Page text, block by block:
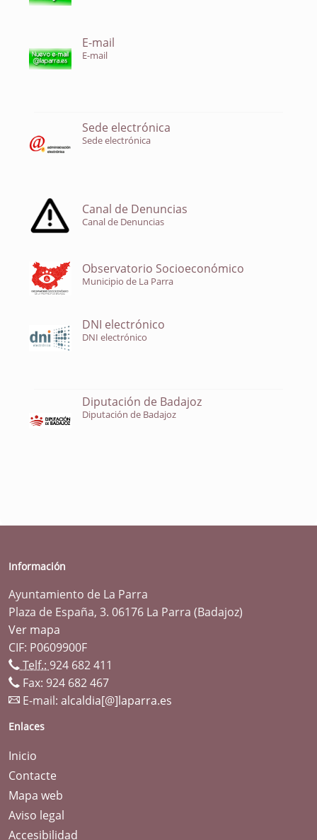
E-mail
E-mail
Sede electrónica
Sede electrónica
Canal de Denuncias
Canal de Denuncias
Observatorio Socioeconómico
Municipio de La Parra
DNI electrónico
DNI electrónico
Diputación de Badajoz
Diputación de Badajoz
Información
Ayuntamiento de La Parra
Plaza de España, 3. 06176 La Parra (Badajoz)
Ver mapa
CIF: P0609900F
Telf.: 924 682 411
Fax: 924 682 467
E-mail: alcaldia[@]laparra.es
Enlaces
Inicio
Contacte
Mapa web
Aviso legal
Accesibilidad